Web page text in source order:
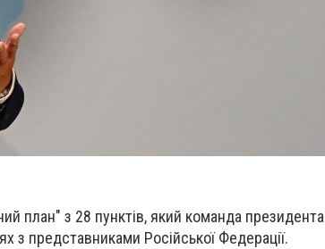
план" з 28 пунктів, який команда президента
з представниками Російської Федерації.